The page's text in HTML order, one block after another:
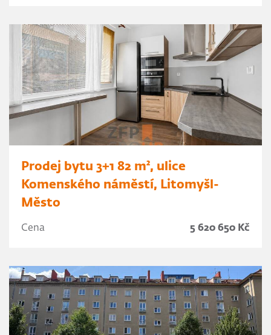
Prodej bytu 3+1 82 m², ulice
Komenského náměstí, Litomyšl-
Město
Cena 5 620 650 Kč